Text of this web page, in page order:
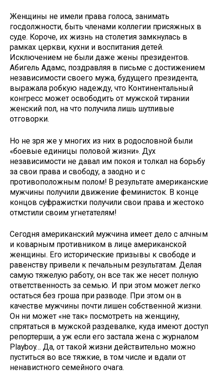
Женщины не имели права голоса, занимать
госдолжности, быть членами коллегии присяжных в
суде. Короче, их жизнь на столетия замкнулась в
рамках церкви, кухни и воспитания детей.
Исключением не были даже жены президентов.
Абигель Адамс, поздравляя в письме с достижением
независимости своего мужа, будущего президента,
выражала робкую надежду, что Континентальный
конгресс может освободить от мужской тирании
женский пол, на что получила лишь шутливые
отговорки.
Но не зря же у многих из них в родословной были
«боевые единицы половой жизни». Дух
независимости не давал им покоя и толкал на борьбу
за свои права и свободу, а заодно и с
противоположным полом! В результате американские
мужчины получили движение феминисток. В конце
концов суфражистки получили свои права и жестоко
отмстили своим угнетателям!
Сегодня американский мужчина имеет дело с алчным
и коварным противником в лице американской
женщины. Его исторические призывы к свободе и
равенству привели к печальным результатам. Делая
самую тяжелую работу, он все так же несет полную
ответственность за семью. И при этом может легко
остаться без гроша при разводе. При этом он в
качестве мужчины почти лишен собственной жизни.
Он ни может «не так» посмотреть на женщину,
спрятаться в мужской раздевалке, куда имеют доступ
репортерши, а уж если его застала жена c журналом
Playboy… Да, от такой жизни действительно можно
пуститься во все тяжкие, в том числе и вдали от
ненавистного семейного очага.